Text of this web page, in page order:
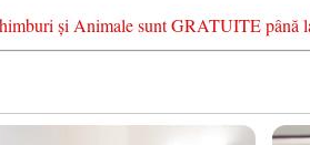
și Animale sunt GRATUITE până